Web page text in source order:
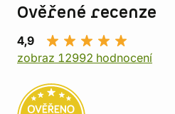
Ověřené recenze
4,9
zobraz 12992 hodnocení